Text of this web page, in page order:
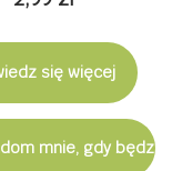
się więcej
mnie, gdy